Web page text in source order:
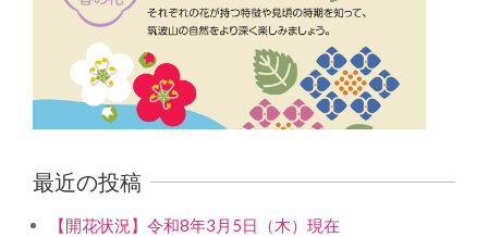
最近の投稿
【開花状況】令和8年3月5日（木）現在